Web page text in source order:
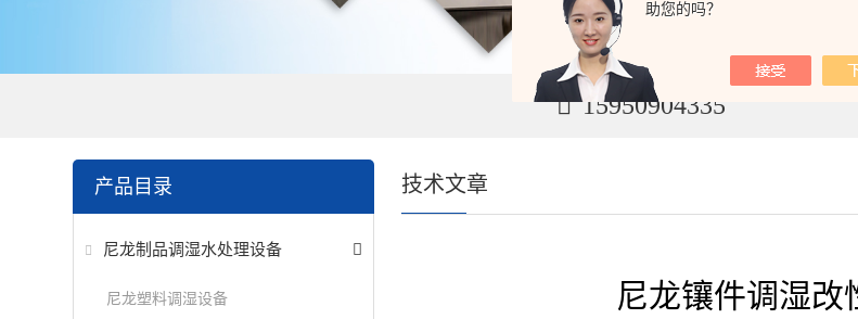
助您的吗？
15950904335
产品目录
尼龙制品调湿水处理设备
尼龙塑料调湿设备
技术文章
尼龙镶件调湿改